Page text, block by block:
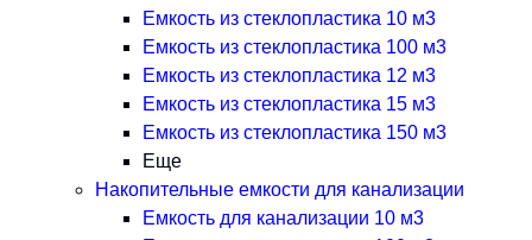
Емкость из стеклопластика 10 м3
Емкость из стеклопластика 100 м3
Емкость из стеклопластика 12 м3
Емкость из стеклопластика 15 м3
Емкость из стеклопластика 150 м3
Еще
Накопительные емкости для канализации
Емкость для канализации 10 м3